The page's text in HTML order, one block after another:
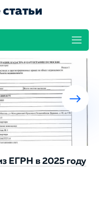
ЕГРН в 2025 году